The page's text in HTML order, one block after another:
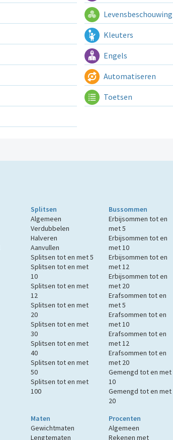
Levensbeschouwing
Kleuters
Engels
Automatiseren
Toetsen
Splitsen
Algemeen
Verdubbelen
Halveren
Aanvullen
Splitsen tot en met 5
Splitsen tot en met
10
Splitsen tot en met
12
Splitsen tot en met
20
Splitsen tot en met
30
Splitsen tot en met
40
Splitsen tot en met
50
Splitsen tot en met
100
Bussommen
Erbijsommen tot en
met 5
Erbijsommen tot en
met 10
Erbijsommen tot en
met 12
Erbijsommen tot en
met 20
Erafsommen tot en
met 5
Erafsommen tot en
met 10
Erafsommen tot en
met 12
Erafsommen tot en
met 20
Gemengd tot en met
10
Gemengd tot en met
20
Maten
Gewichtmaten
Lengtematen
Procenten
Algemeen
Rekenen met